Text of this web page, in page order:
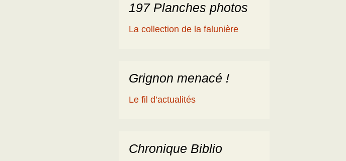
197 Planches photos
La collection de la falunière
Grignon menacé !
Le fil d’actualités
Chronique Biblio